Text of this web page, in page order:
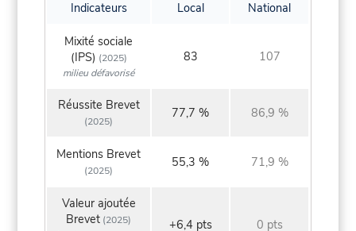
Indicateurs Local National
Mixité sociale
(IPS) (2025)
milieu défavorisé
83 107
Réussite Brevet
(2025)
77,7 % 86,9 %
Mentions Brevet
(2025)
55,3 % 71,9 %
Valeur ajoutée
Brevet (2025)
+6,4 pts 0 pts